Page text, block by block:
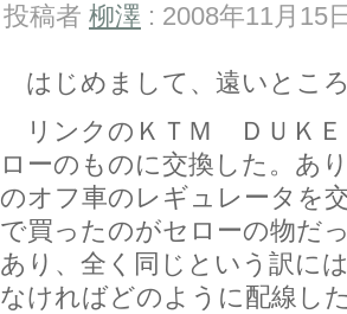
投稿者 柳澤 : 2008年11月15
はじめまして、遠いとこ
リンクのＫＴＭ ＤＵＫＥ
ローのものに交換した。あ
のオフ車のレギュレータを
で買ったのがセローの物だ
あり、全く同じという訳に
なければどのように配線し